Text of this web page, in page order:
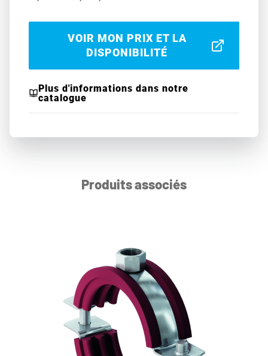
VOIR MON PRIX ET LA
DISPONIBILITÉ
Plus d'informations dans notre
catalogue
Produits associés